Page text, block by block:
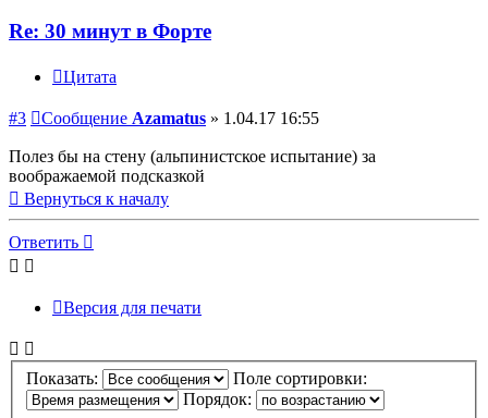
Re: 30 минут в Форте
Цитата
#3 Сообщение Azamatus » 1.04.17 16:55
Полез бы на стену (альпинистское испытание) за
воображаемой подсказкой
Вернуться к началу
Ответить
Версия для печати
Показать:
Поле сортировки:
Порядок: